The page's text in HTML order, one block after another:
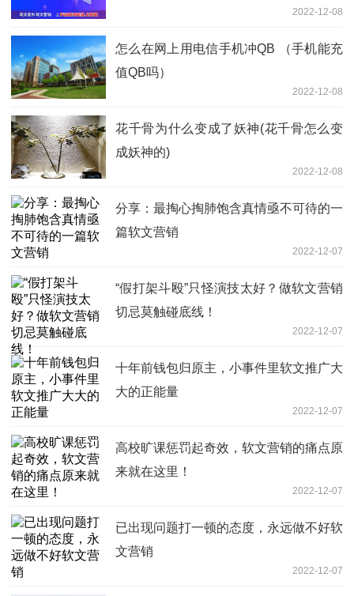
2022-12-08
怎么在网上用电信手机冲QB （手机能充
值QB吗）
2022-12-08
花千骨为什么变成了妖神(花千骨怎么变
成妖神的)
2022-12-08
分享：最掏心掏肺饱含真情亟不可待的一
篇软文营销
2022-12-07
“假打架斗殴”只怪演技太好？做软文营销
切忌莫触碰底线！
2022-12-07
十年前钱包归原主，小事件里软文推广大
大的正能量
2022-12-07
高校旷课惩罚起奇效，软文营销的痛点原
来就在这里！
2022-12-07
已出现问题打一顿的态度，永远做不好软
文营销
2022-12-07